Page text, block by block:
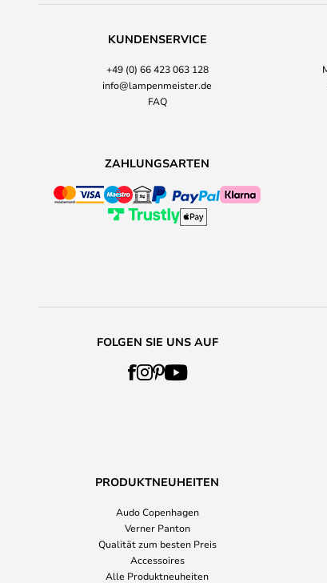
KUNDENSERVICE
+49 (0) 66 423 063 128
info@lampenmeister.de
FAQ
ZAHLUNGSARTEN
FOLGEN SIE UNS AUF
PRODUKTNEUHEITEN
Audo Copenhagen
Verner Panton
Qualität zum besten Preis
Accessoires
Alle Produktneuheiten